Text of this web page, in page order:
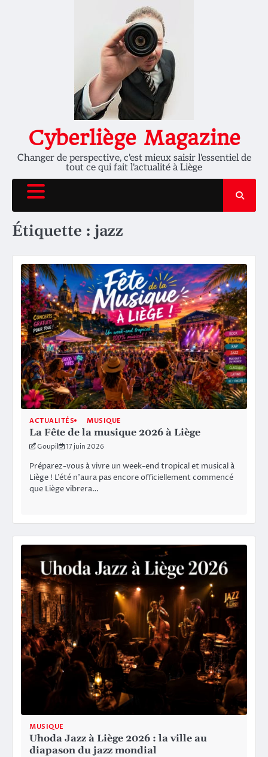
Cyberliège Magazine
Changer de perspective, c'est mieux saisir l'essentiel de
tout ce qui fait l'actualité à Liège
Étiquette :jazz
ACTUALITÉS MUSIQUE
La Fête de la musique 2026 à Liège
Goupil 17 juin 2026
Préparez-vous à vivre un week-end tropical et musical à
Liège ! L’été n’aura pas encore officiellement commencé
que Liège vibrera…
MUSIQUE
Uhoda Jazz à Liège 2026 : la ville au
diapason du jazz mondial